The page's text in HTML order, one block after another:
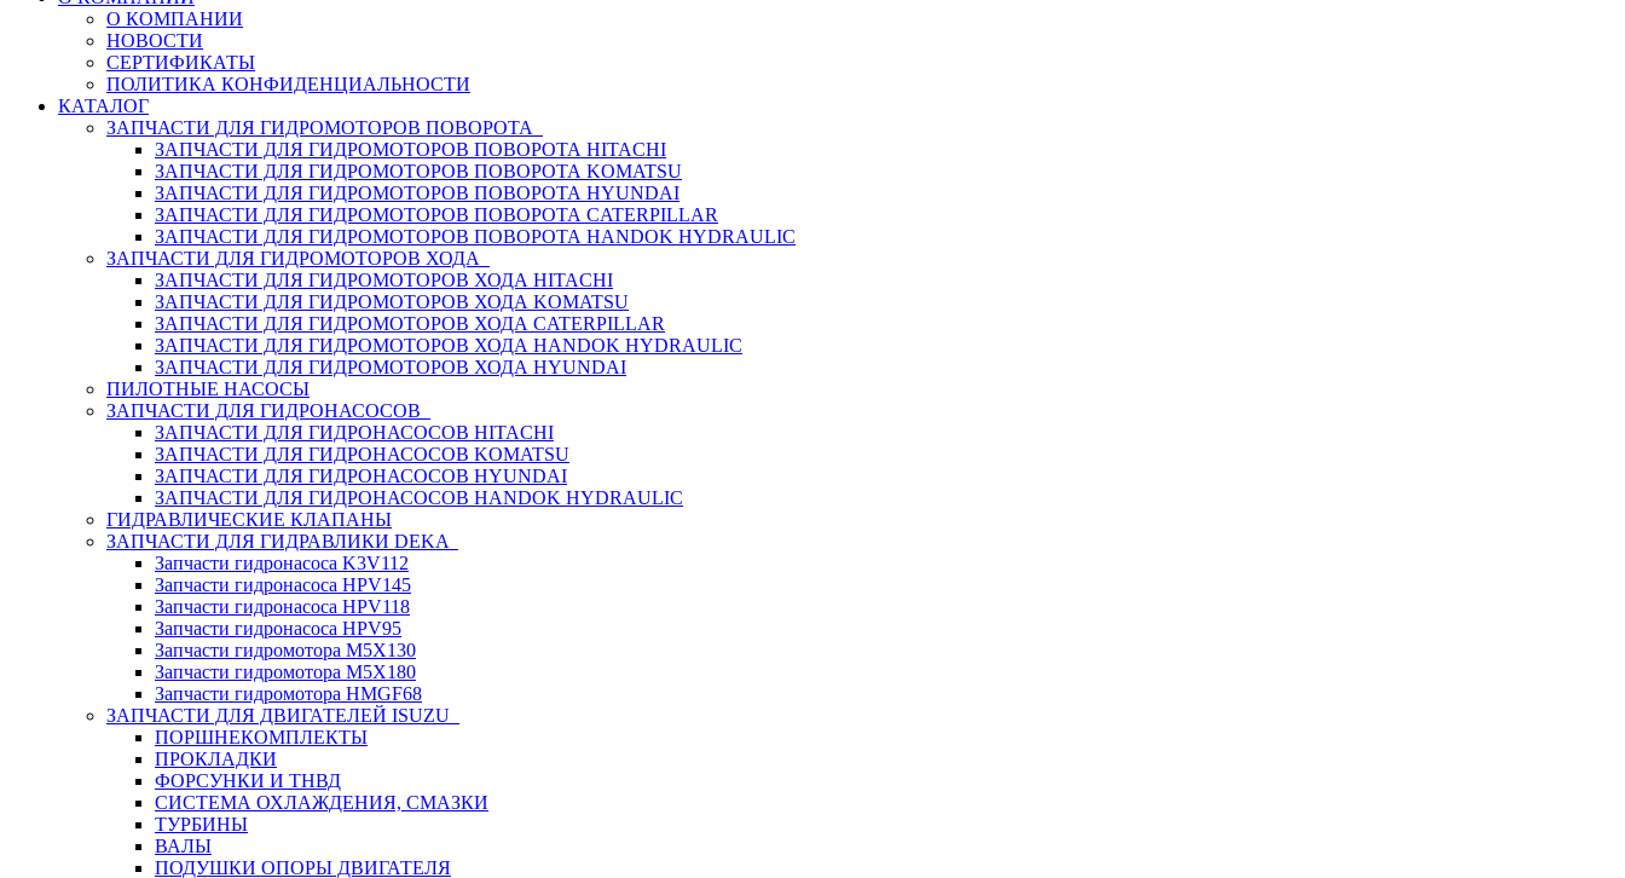
О КОМПАНИИ
НОВОСТИ
СЕРТИФИКАТЫ
ПОЛИТИКА КОНФИДЕНЦИАЛЬНОСТИ
КАТАЛОГ
ЗАПЧАСТИ ДЛЯ ГИДРОМОТОРОВ ПОВОРОТА
ЗАПЧАСТИ ДЛЯ ГИДРОМОТОРОВ ПОВОРОТА HITACHI
ЗАПЧАСТИ ДЛЯ ГИДРОМОТОРОВ ПОВОРОТА KOMATSU
ЗАПЧАСТИ ДЛЯ ГИДРОМОТОРОВ ПОВОРОТА HYUNDAI
ЗАПЧАСТИ ДЛЯ ГИДРОМОТОРОВ ПОВОРОТА CATERPILLAR
ЗАПЧАСТИ ДЛЯ ГИДРОМОТОРОВ ПОВОРОТА HANDOK HYDRAULIC
ЗАПЧАСТИ ДЛЯ ГИДРОМОТОРОВ ХОДА
ЗАПЧАСТИ ДЛЯ ГИДРОМОТОРОВ ХОДА HITACHI
ЗАПЧАСТИ ДЛЯ ГИДРОМОТОРОВ ХОДА KOMATSU
ЗАПЧАСТИ ДЛЯ ГИДРОМОТОРОВ ХОДА CATERPILLAR
ЗАПЧАСТИ ДЛЯ ГИДРОМОТОРОВ ХОДА HANDOK HYDRAULIC
ЗАПЧАСТИ ДЛЯ ГИДРОМОТОРОВ ХОДА HYUNDAI
ПИЛОТНЫЕ НАСОСЫ
ЗАПЧАСТИ ДЛЯ ГИДРОНАСОСОВ
ЗАПЧАСТИ ДЛЯ ГИДРОНАСОСОВ HITACHI
ЗАПЧАСТИ ДЛЯ ГИДРОНАСОСОВ KOMATSU
ЗАПЧАСТИ ДЛЯ ГИДРОНАСОСОВ HYUNDAI
ЗАПЧАСТИ ДЛЯ ГИДРОНАСОСОВ HANDOK HYDRAULIC
ГИДРАВЛИЧЕСКИЕ КЛАПАНЫ
ЗАПЧАСТИ ДЛЯ ГИДРАВЛИКИ DEKA
Запчасти гидронасоса K3V112
Запчасти гидронасоса HPV145
Запчасти гидронасоса HPV118
Запчасти гидронасоса HPV95
Запчасти гидромотора M5X130
Запчасти гидромотора M5X180
Запчасти гидромотора HMGF68
ЗАПЧАСТИ ДЛЯ ДВИГАТЕЛЕЙ ISUZU
ПОРШНЕКОМПЛЕКТЫ
ПРОКЛАДКИ
ФОРСУНКИ И ТНВД
СИСТЕМА ОХЛАЖДЕНИЯ, СМАЗКИ
ТУРБИНЫ
ВАЛЫ
ПОДУШКИ ОПОРЫ ДВИГАТЕЛЯ